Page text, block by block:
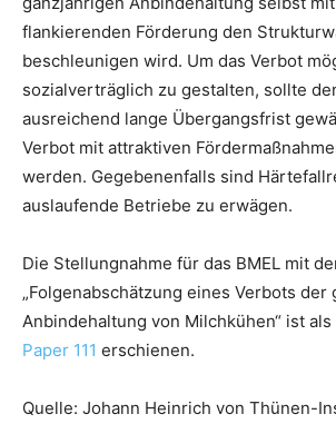
flankierenden Förderung den
beschleunigen wird. Um das Verbot
sozialverträglich zu gestalten, sollte
ausreichend lange Übergangsfrist
Verbot mit attraktiven
werden. Gegebenenfalls sind
auslaufende Betriebe zu erwägen.
Die Stellungnahme für das BMEL mit
„Folgenabschätzung eines Verbots der
Anbindehaltung von Milchkühen“ ist als
Paper 111 erschienen.
Quelle: Johann Heinrich von Thünen-